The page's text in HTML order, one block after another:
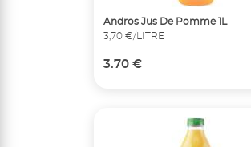
Andros Jus De Pomme 1L
3,70 €/LITRE
3.70 €